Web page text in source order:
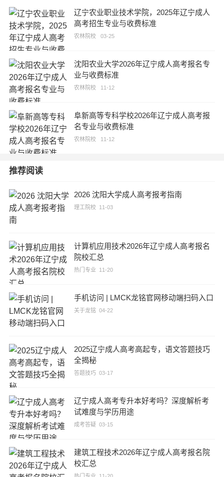
辽宁农业职业技术学院，2025年辽宁成人
高考招生专业与收费标准
农林院校03-25
沈阳农业大学2026年辽宁成人高考报名专
业与收费标准
农林院校11-12
阜新高等专科学校2026年辽宁成人高考报
名专业与收费标准
农林院校11-12
推荐阅读
2026 沈阳大学成人高考报考指南
理工院校11-03
计算机应用技术2026年辽宁成人高考报名
院校汇总
热门专业 11-20
手机访问 | LMCK龙铭官网移动端扫码入口
关于龙铭 04-22
2025辽宁成人高考高起专，语文答题技巧
全揭秘
答题技巧03-17
辽宁成人高考专升本好考吗？深度解析考
试难度与学历用途
成考答疑03-15
建筑工程技术2026年辽宁成人高考报名院
校汇总